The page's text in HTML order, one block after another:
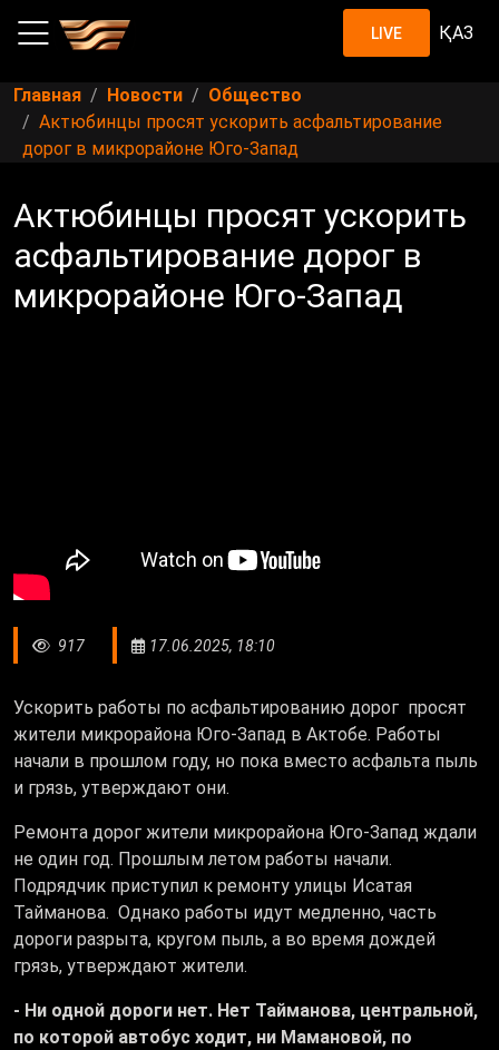
LIVE ҚАЗ
Главная Новости
Общество
Актюбинцы просят ускорить асфальтирование
дорог в микрорайоне Юго-Запад
Актюбинцы просят ускорить
асфальтирование дорог в
микрорайоне Юго-Запад
917 17.06.2025, 18:10
Ускорить работы по асфальтированию дорог просят
жители микрорайона Юго-Запад в Актобе. Работы
начали в прошлом году, но пока вместо асфальта пыль
и грязь, утверждают они.
Ремонта дорог жители микрорайона Юго-Запад ждали
не один год. Прошлым летом работы начали.
Подрядчик приступил к ремонту улицы Исатая
Тайманова. Однако работы идут медленно, часть
дороги разрыта, кругом пыль, а во время дождей
грязь, утверждают жители.
- Ни одной дороги нет. Нет Тайманова, центральной,
по которой автобус ходит, ни Мамановой, по